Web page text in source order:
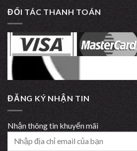
ĐỐI TÁC THANH TOÁN
ĐĂNG KÝ NHẬN TIN
Nhận thông tin khuyến mãi